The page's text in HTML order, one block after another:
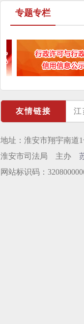
专题专栏
友情链接 江
地址：淮安市翔宇南
淮安市司法局 主办
网站标识码：